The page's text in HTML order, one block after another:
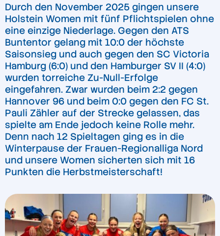
Durch den November 2025 gingen unsere
Holstein Women mit fünf Pflichtspielen ohne
eine einzige Niederlage. Gegen den ATS
Buntentor gelang mit 10:0 der höchste
Saisonsieg und auch gegen den SC Victoria
Hamburg (6:0) und den Hamburger SV II (4:0)
wurden torreiche Zu-Null-Erfolge
eingefahren. Zwar wurden beim 2:2 gegen
Hannover 96 und beim 0:0 gegen den FC St.
Pauli Zähler auf der Strecke gelassen, das
spielte am Ende jedoch keine Rolle mehr.
Denn nach 12 Spieltagen ging es in die
Winterpause der Frauen-Regionalliga Nord
und unsere Women sicherten sich mit 16
Punkten die Herbstmeisterschaft!